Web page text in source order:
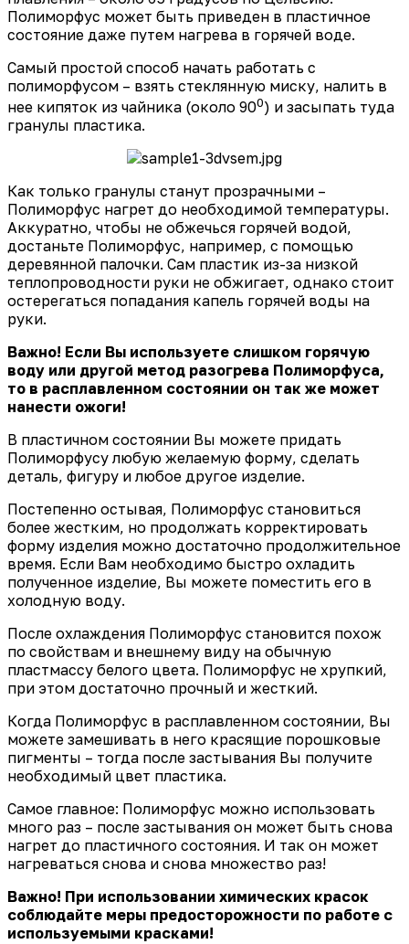
Полиморфус может быть приведен в пластичное
состояние даже путем нагрева в горячей воде.
Самый простой способ начать работать с
полиморфусом – взять стеклянную миску, налить в
нее кипяток из чайника (около 900) и засыпать туда
гранулы пластика.
Как только гранулы станут прозрачными –
Полиморфус нагрет до необходимой температуры.
Аккуратно, чтобы не обжечься горячей водой,
достаньте Полиморфус, например, с помощью
деревянной палочки. Сам пластик из-за низкой
теплопроводности руки не обжигает, однако стоит
остерегаться попадания капель горячей воды на
руки.
Важно! Если Вы используете слишком горячую
воду или другой метод разогрева Полиморфуса,
то в расплавленном состоянии он так же может
нанести ожоги!
В пластичном состоянии Вы можете придать
Полиморфусу любую желаемую форму, сделать
деталь, фигуру и любое другое изделие.
Постепенно остывая, Полиморфус становиться
более жестким, но продолжать корректировать
форму изделия можно достаточно продолжительное
время. Если Вам необходимо быстро охладить
полученное изделие, Вы можете поместить его в
холодную воду.
После охлаждения Полиморфус становится похож
по свойствам и внешнему виду на обычную
пластмассу белого цвета. Полиморфус не хрупкий,
при этом достаточно прочный и жесткий.
Когда Полиморфус в расплавленном состоянии, Вы
можете замешивать в него красящие порошковые
пигменты – тогда после застывания Вы получите
необходимый цвет пластика.
Самое главное: Полиморфус можно использовать
много раз – после застывания он может быть снова
нагрет до пластичного состояния. И так он может
нагреваться снова и снова множество раз!
Важно! При использовании химических красок
соблюдайте меры предосторожности по работе с
используемыми красками!